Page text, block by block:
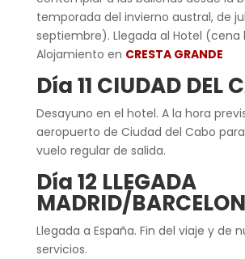
temporada del invierno austral, de
septiembre). Llegada al Hotel (cena
Alojamiento en CRESTA GRANDE
Día 11 CIUDAD DEL
Desayuno en el hotel. A la hora
aeropuerto de Ciudad del Cabo
vuelo regular de salida.
Día 12 LLEGADA
MADRID/
Llegada a España. Fin del viaje y de
servicios.